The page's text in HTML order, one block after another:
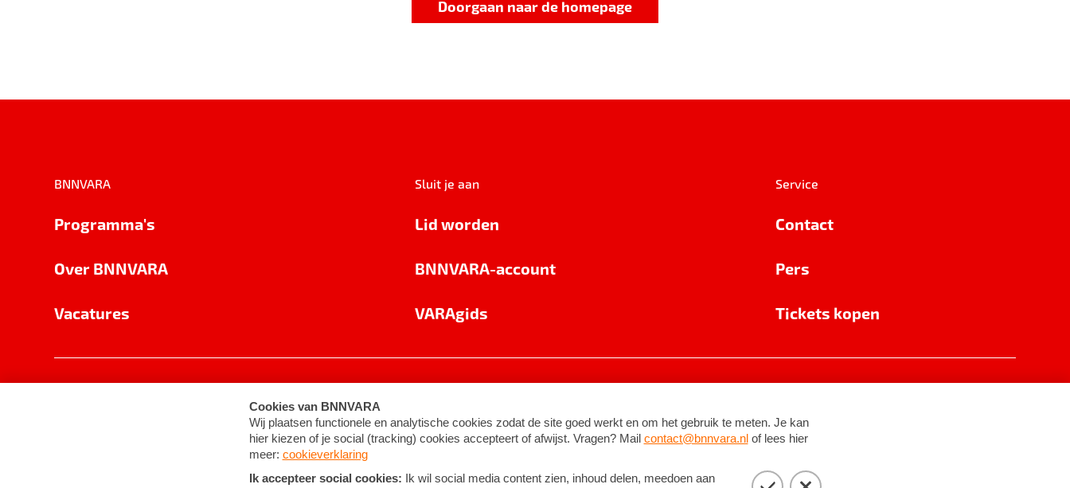
Doorgaan naar de homepage
BNNVARA
Programma's
Over BNNVARA
Vacatures
Sluit je aan
Lid worden
BNNVARA-account
VARAgids
Service
Contact
Pers
Tickets kopen
Cookie-instellingen Algemene voorwaarden ©2026BNNVARA